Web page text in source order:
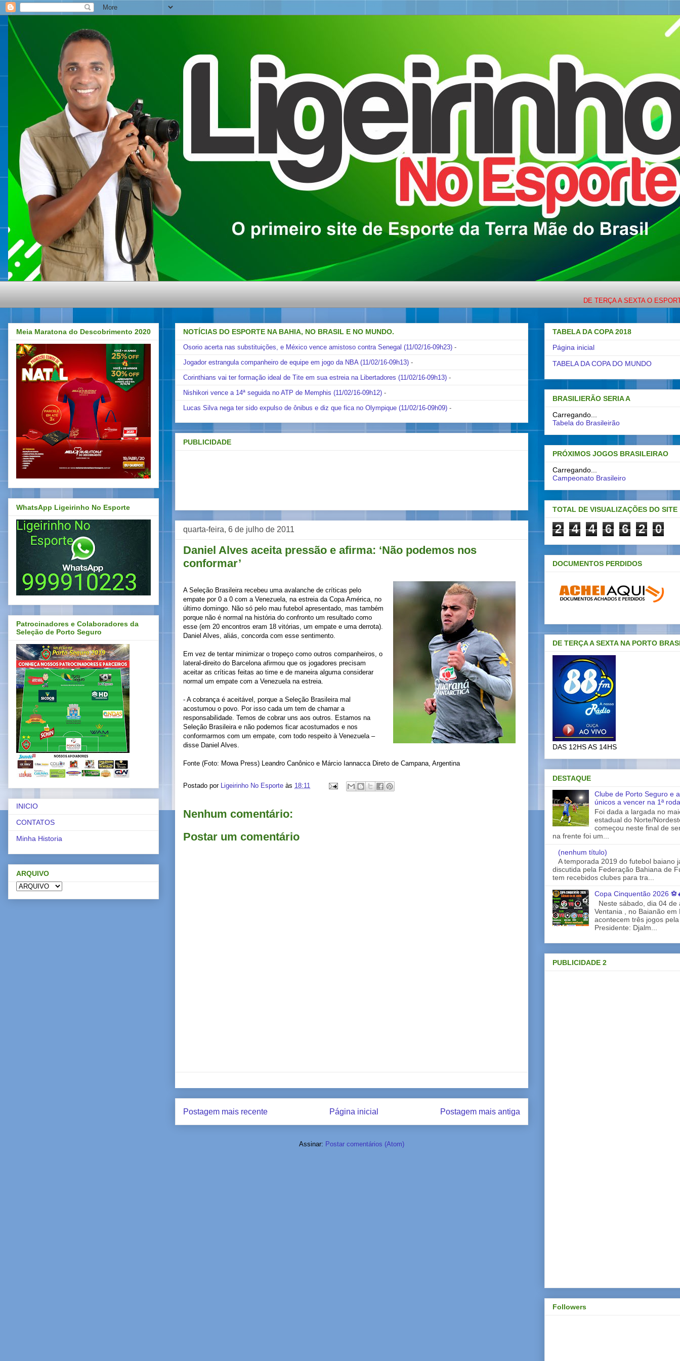
DE TERÇA A SEXTA O ESPORTE
NOTÍCIAS DO ESPORTE NA BAHIA, NO BRASIL E NO MUNDO.
Osorio acerta nas substituições, e México vence amistoso contra Senegal (11/02/16-09h23) -
Jogador estrangula companheiro de equipe em jogo da NBA (11/02/16-09h13) -
Corinthians vai ter formação ideal de Tite em sua estreia na Libertadores (11/02/16-09h13) -
Nishikori vence a 14ª seguida no ATP de Memphis (11/02/16-09h12) -
Lucas Silva nega ter sido expulso de ônibus e diz que fica no Olympique (11/02/16-09h09) -
PUBLICIDADE
quarta-feira, 6 de julho de 2011
Daniel Alves aceita pressão e afirma: ‘Não podemos nos
conformar’
A Seleção Brasileira recebeu uma avalanche de críticas pelo
empate por 0 a 0 com a Venezuela, na estreia da Copa América, no
último domingo. Não só pelo mau futebol apresentado, mas também
porque não é normal na história do confronto um resultado como
esse (em 20 encontros eram 18 vitórias, um empate e uma derrota).
Daniel Alves, aliás, concorda com esse sentimento.
Em vez de tentar minimizar o tropeço como outros companheiros, o
lateral-direito do Barcelona afirmou que os jogadores precisam
aceitar as críticas feitas ao time e de maneira alguma considerar
normal um empate com a Venezuela na estreia.
- A cobrança é aceitável, porque a Seleção Brasileira mal
acostumou o povo. Por isso cada um tem de chamar a
responsabilidade. Temos de cobrar uns aos outros. Estamos na
Seleção Brasileira e não podemos ficar acostumados e nos
conformarmos com um empate, com todo respeito à Venezuela –
disse Daniel Alves.
Fonte (Foto: Mowa Press) Leandro Canônico e Márcio Iannacca Direto de Campana, Argentina
Postado por Ligeirinho No Esporte às 18:11
Nenhum comentário:
Postar um comentário
Postagem mais recente Postagem mais antiga
Página inicial
Assinar: Postar comentários (Atom)
Meia Maratona do Descobrimento 2020
WhatsApp Ligeirinho No Esporte
Patrocinadores e Colaboradores da
Seleção de Porto Seguro
INICIO
CONTATOS
Minha Historia
ARQUIVO
TABELA DA COPA 2018
Página inicial
TABELA DA COPA DO MUNDO
BRASILIERÃO SERIA A
Carregando...
Tabela do Brasileirão
PRÓXIMOS JOGOS BRASILEIRAO
Carregando...
Campeonato Brasileiro
TOTAL DE VISUALIZAÇÕES DO SITE
2 4 4 6 6 2 0
DOCUMENTOS PERDIDOS
DE TERÇA A SEXTA NA PORTO
DAS 12HS AS 14HS
DESTAQUE
Clube de Porto Seguro e
únicos a vencer na 1ª
Foi dada a largada no
estadual do Norte/
começou neste final de
na frente foi um...
(nenhum título)
A temporada 2019 do futebol baiano
discutida pela Federação Bahiana de
tem recebidos clubes para tra...
Copa Cinquentão 2026
Neste sábado, dia 04 de
Ventania , no Baianão em
acontecem três jogos
Presidente: Djalm...
PUBLICIDADE 2
Followers